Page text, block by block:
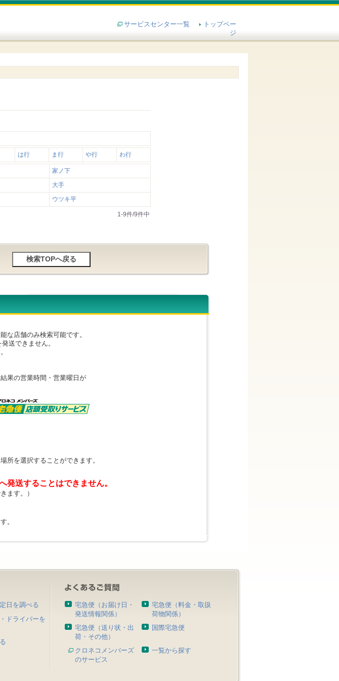
サービスセンター一覧
トップペー
ジ
は行 ま行 や行 わ行
家ノ下
大手
ウツキ平
1-9件/9件中
な店舗のみ検索可能です。
送できません。
果の営業時間・営業曜日が
所を選択することができます。
送することはできません。
ます。）
。
日を調べる
ドライバーを
宅急便（お届け日・
発送情報関係）
宅急便（料金・取扱
荷物関係）
宅急便（送り状・出
荷・その他）
国際宅急便
クロネコメンバーズ
のサービス
一覧から探す